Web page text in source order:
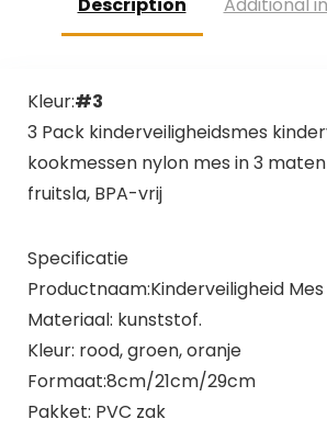
Description Additional
Kleur:#3
3 Pack kinderveiligheidsmes
kookmessen nylon mes in 3
fruitsla, BPA-vrij
Specificatie
Productnaam:Kinderveiligheid
Materiaal: kunststof.
Kleur: rood, groen, oranje
Formaat:8cm/21cm/29cm
Pakket: PVC zak